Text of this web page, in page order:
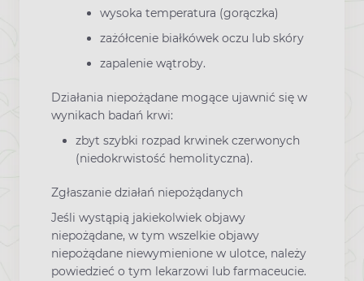
wysoka temperatura (gorączka)
zażółcenie białkówek oczu lub skóry
zapalenie wątroby.
Działania niepożądane mogące ujawnić się w
wynikach badań krwi:
zbyt szybki rozpad krwinek czerwonych
(niedokrwistość hemolityczna).
Zgłaszanie działań niepożądanych
Jeśli wystąpią jakiekolwiek objawy
niepożądane, w tym wszelkie objawy
niepożądane niewymienione w ulotce, należy
powiedzieć o tym lekarzowi lub farmaceucie.